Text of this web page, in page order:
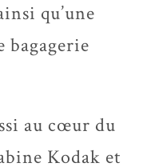
qu’une
bagagerie
au cœur du
Kodak et